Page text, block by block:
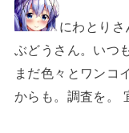
にわとりさ
ぶどうさん。いつ
まだ色々とワンコ
からも。調査を。